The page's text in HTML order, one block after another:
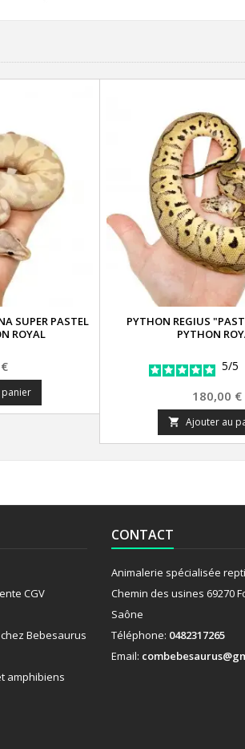
SUPER PASTEL
ROYAL
PYTHON REGIUS
PYTHON
5/5
Prix
180,00 €
 Ajouter au
CGV
Bebesaurus
amphibiens
CONTACT
Animalerie spécialisée
Chemin des usines 69270
Saône
Téléphone: 0482317265
Email: